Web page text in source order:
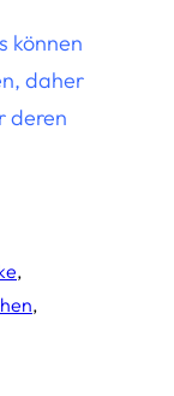
können
daher
deren